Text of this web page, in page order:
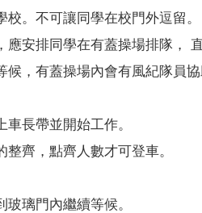
。不可讓同學在校門外逗留。
安排同學在有蓋操場排隊，
，有蓋操場內會有風紀隊員協
長帶並開始工作。
齊，點齊人數才可登車。
璃門內繼續等候。